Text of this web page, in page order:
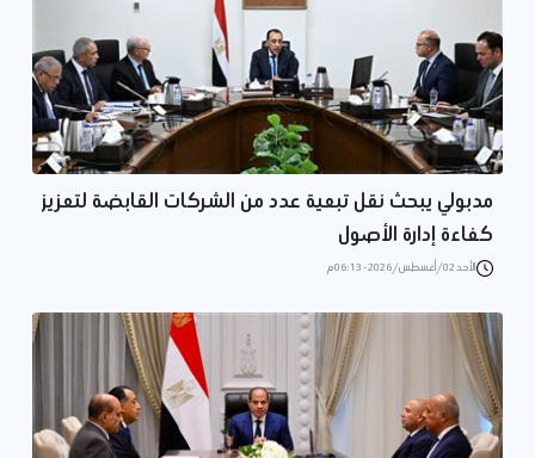
مدبولي يبحث نقل تبعية عدد من الشركات القابضة لتعزيز
كفاءة إدارة الأصول
الأحد 02/أغسطس/2026 - 06:13 م